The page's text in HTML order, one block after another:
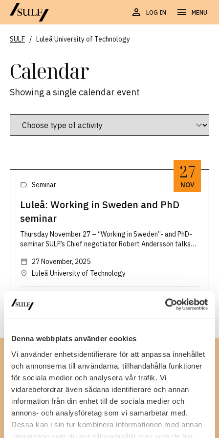
Denna webbplats använder cookies
Vi använder enhetsidentifierare för att anpassa innehållet
och annonserna till användarna, tillhandahålla funktioner
för sociala medier och analysera vår trafik. Vi
vidarebefordrar även sådana identifierare och annan
information från din enhet till de sociala medier och
annons- och analysföretag som vi samarbetar med.
Dessa kan i sin tur kombinera informationen med annan
information som du har tillhandahållit eller som de har
LOG IN MENU
SULF / Luleå University of Technology
Calendar
Showing a single calendar event
27
NOV
Seminar
Luleå: Working in Sweden and PhD
seminar
Thursday November 27 – “Working in Sweden”- and PhD-
seminar SULF’s Chief negotiator Robert Andersson talks
give you useful information about what it’s like …
27 November, 2025
Luleå University of Technology
Contact
SULF, The Swedish Association of University Teachers and
Researchers
Ferkens gränd 4, 111 30 Stockholm
08-505 836 00 (switchboard),
kansli@sulf.se
More contact details
Press